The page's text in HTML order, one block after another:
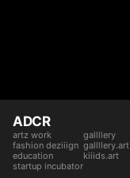
ADCR
artz work
fashion deziiign
education
startup incubator
gallllery
gallllery.art
kiiids.art